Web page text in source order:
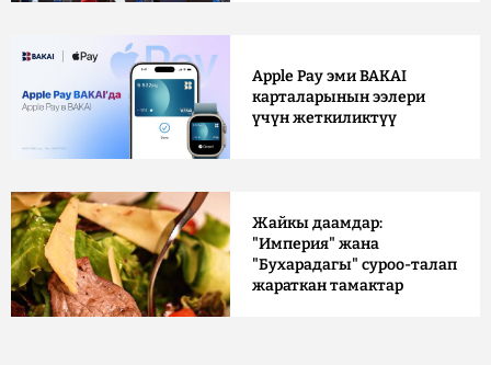
Apple Pay эми BAKAI
карталарынын ээлери
үчүн жеткиликтүү
Жайкы даамдар:
"Империя" жана
"Бухарадагы" суроо-талап
жараткан тамактар